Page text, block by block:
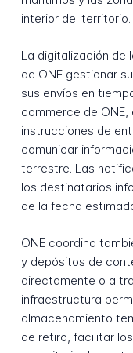
interior del territorio.
La digitalización de
de ONE gestionar
sus envíos en
commerce de
instrucciones de
comunicar
terrestre. Las
los destinatarios
de la fecha
ONE coordina
y depósitos de
directamente o a
infraestructura
almacenamiento
de retiro, facilitar